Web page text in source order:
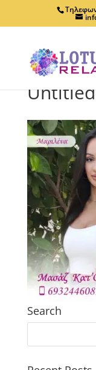
Search